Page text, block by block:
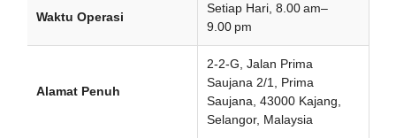
Waktu Operasi
Setiap Hari, 8.00 am–
9.00 pm
Alamat Penuh
2-2-G, Jalan Prima
Saujana 2/1, Prima
Saujana, 43000 Kajang,
Selangor, Malaysia